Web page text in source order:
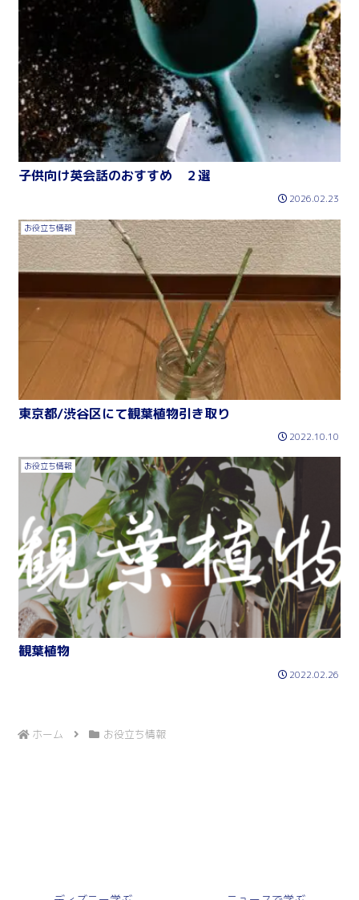
子供向け英会話のおすすめ ２選
2026.02.23
お役立ち情報
東京都/渋谷区にて観葉植物引き取り
2022.10.10
お役立ち情報
観葉植物
2022.02.26
ホーム お役立ち情報